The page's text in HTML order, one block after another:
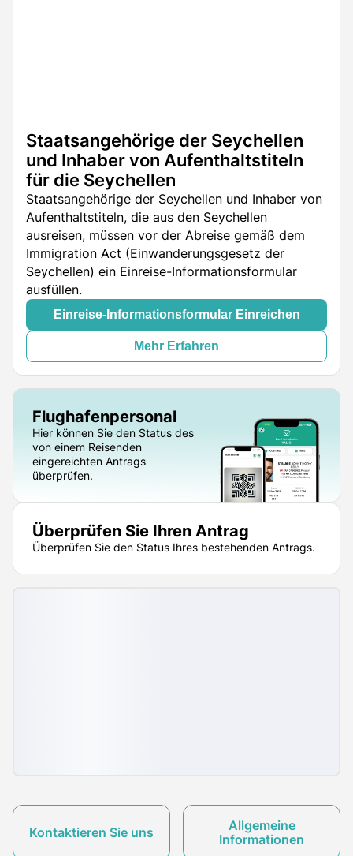
Staatsangehörige der Seychellen
und Inhaber von Aufenthaltstiteln
für die Seychellen
Staatsangehörige der Seychellen und Inhaber von
Aufenthaltstiteln, die aus den Seychellen
ausreisen, müssen vor der Abreise gemäß dem
Immigration Act (Einwanderungsgesetz der
Seychellen) ein Einreise-Informationsformular
ausfüllen.
Einreise-Informationsformular Einreichen
Mehr Erfahren
Flughafenpersonal
Hier können Sie den Status des
von einem Reisenden
eingereichten Antrags
überprüfen.
Überprüfen Sie Ihren Antrag
Überprüfen Sie den Status Ihres bestehenden Antrags.
Kontaktieren Sie uns
Allgemeine
Informationen